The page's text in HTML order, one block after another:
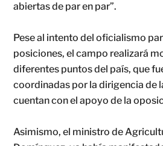
abiertas de par en par”.
Pese al intento del oficialismo
posiciones, el campo realizará
diferentes puntos del país, que
coordinadas por la dirigencia de
cuentan con el apoyo de la
Asimismo, el ministro de